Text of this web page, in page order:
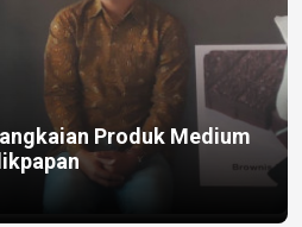
Produk Medium